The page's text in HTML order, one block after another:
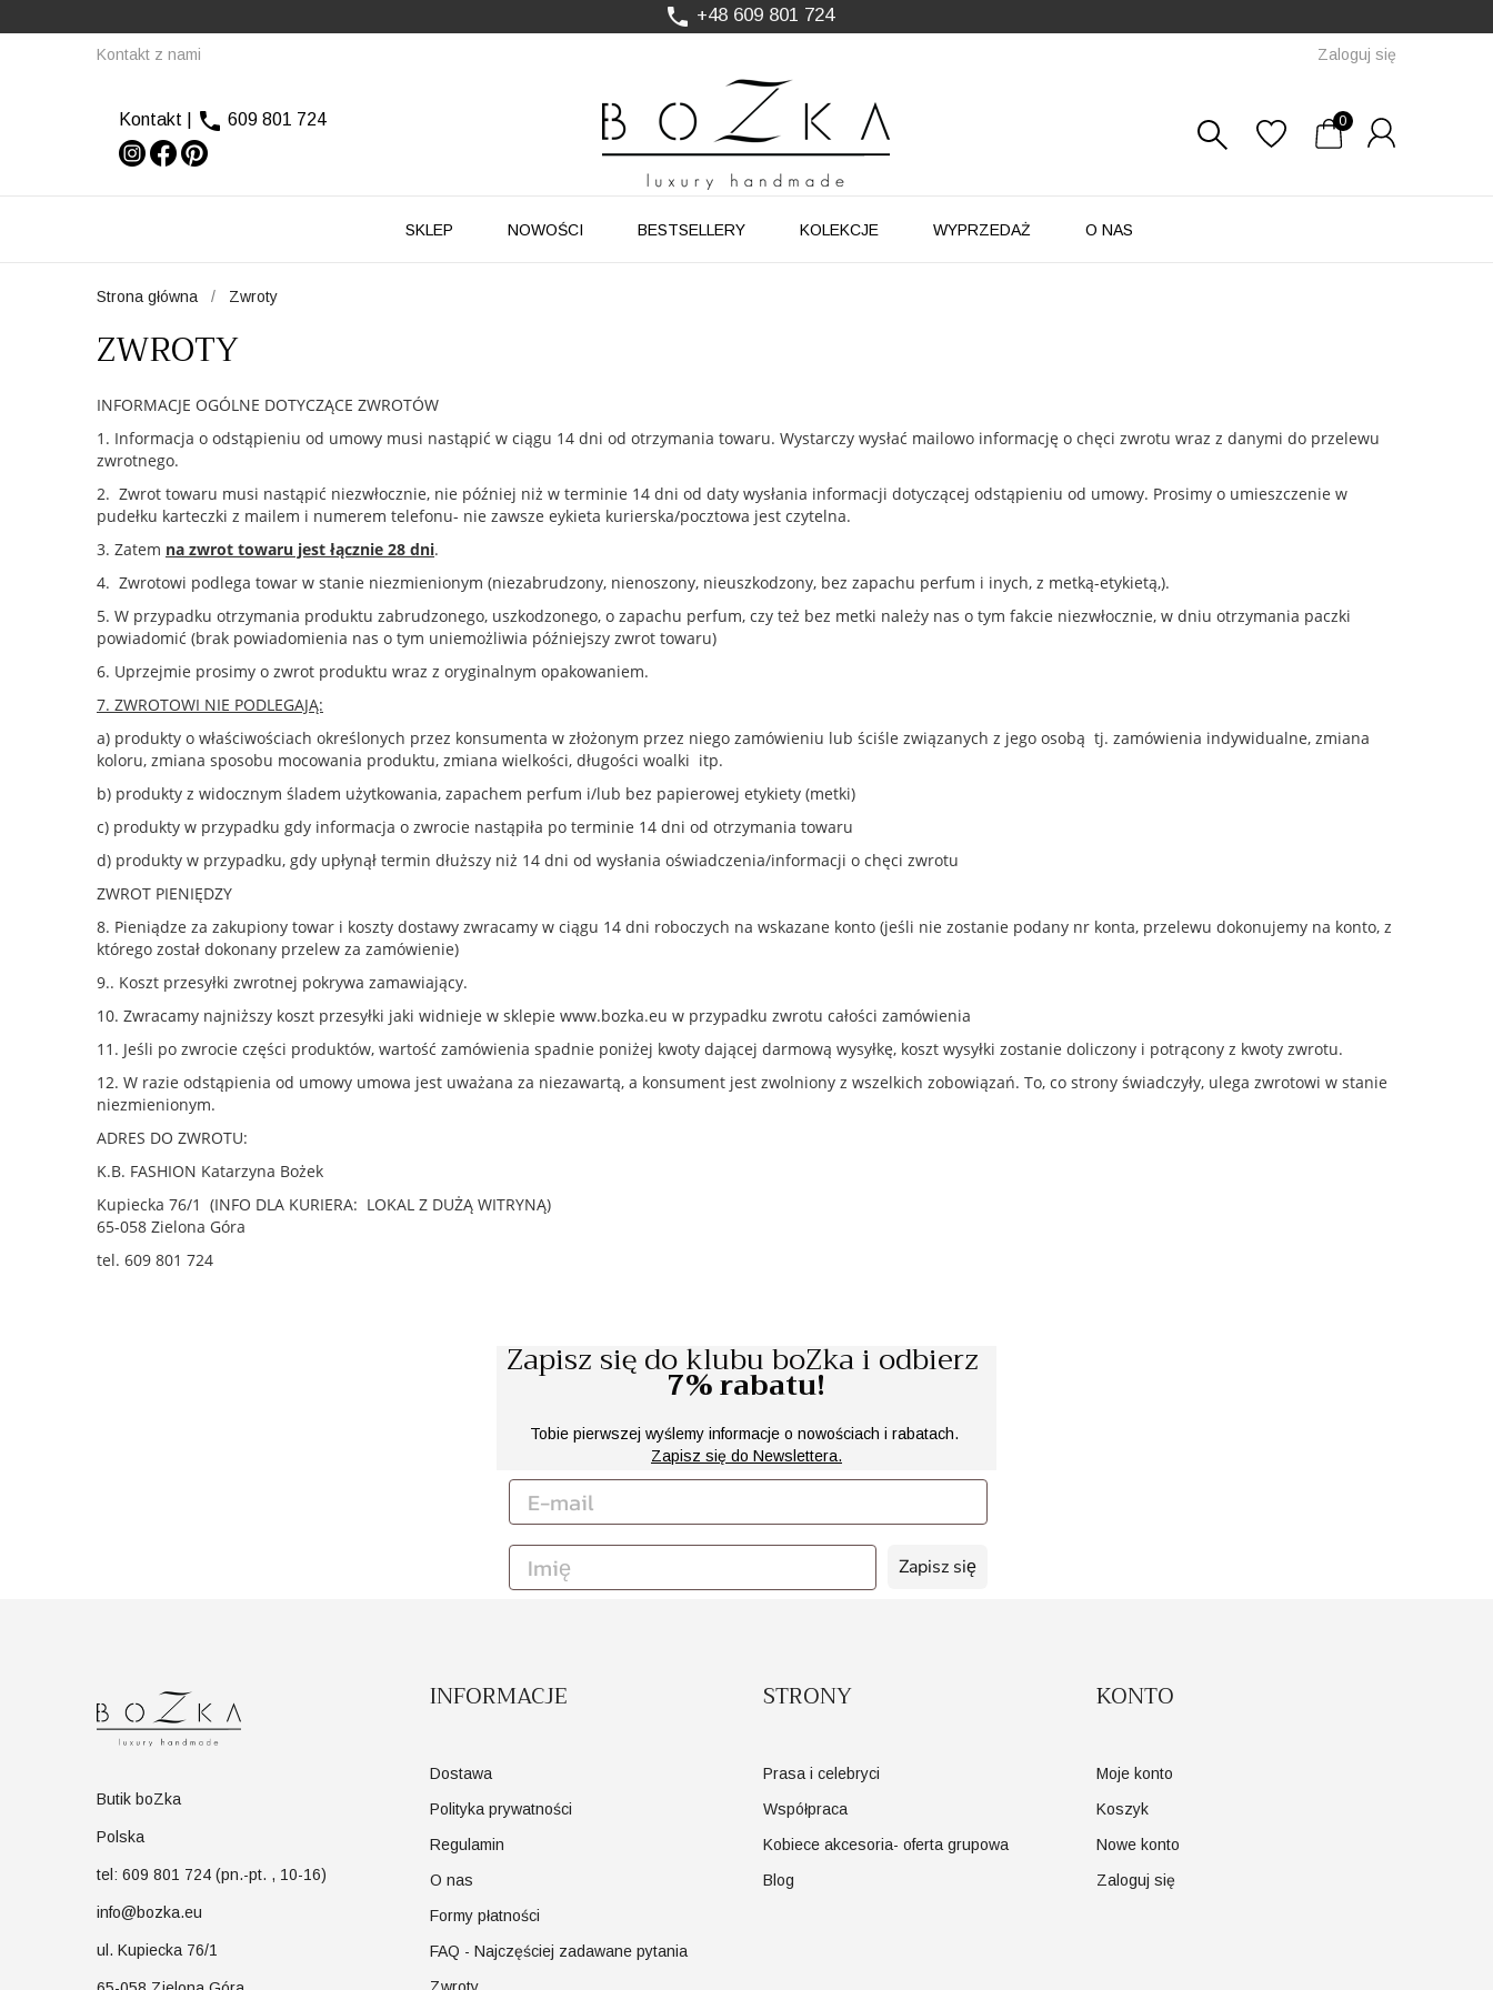
 +48 609 801 724
z dużym udziałem pracy ręcznej
Twój znak rozpoznawczy. Nie kolejny dodatek
Kontakt z nami Zaloguj się
Kontakt  609 801 724 0
SKLEP NOWOŚCI BESTSELLERY KOLEKCJE WYPRZEDAŻ O NAS
Strona główna Zwroty
ZWROTY
INFORMACJE OGÓLNE DOTYCZĄCE ZWROTÓW
1. Informacja o odstąpieniu od umowy musi nastąpić w ciągu 14 dni od otrzymania towaru. Wystarczy wysłać mailowo informację o chęci zwrotu wraz z danymi do przelewu
zwrotnego.
2. Zwrot towaru musi nastąpić niezwłocznie, nie później niż w terminie 14 dni od daty wysłania informacji dotyczącej odstąpieniu od umowy. Prosimy o umieszczenie w
pudełku karteczki z mailem i numerem telefonu- nie zawsze eykieta kurierska/pocztowa jest czytelna.
3. Zatem na zwrot towaru jest łącznie 28 dni.
4. Zwrotowi podlega towar w stanie niezmienionym (niezabrudzony, nienoszony, nieuszkodzony, bez zapachu perfum i inych, z metką-etykietą,).
5. W przypadku otrzymania produktu zabrudzonego, uszkodzonego, o zapachu perfum, czy też bez metki należy nas o tym fakcie niezwłocznie, w dniu otrzymania paczki
powiadomić (brak powiadomienia nas o tym uniemożliwia późniejszy zwrot towaru)
6. Uprzejmie prosimy o zwrot produktu wraz z oryginalnym opakowaniem.
7. ZWROTOWI NIE PODLEGAJĄ:
a) produkty o właściwościach określonych przez konsumenta w złożonym przez niego zamówieniu lub ściśle związanych z jego osobą tj. zamówienia indywidualne, zmiana
koloru, zmiana sposobu mocowania produktu, zmiana wielkości, długości woalki itp.
b) produkty z widocznym śladem użytkowania, zapachem perfum i/lub bez papierowej etykiety (metki)
c) produkty w przypadku gdy informacja o zwrocie nastąpiła po terminie 14 dni od otrzymania towaru
d) produkty w przypadku, gdy upłynął termin dłuższy niż 14 dni od wysłania oświadczenia/informacji o chęci zwrotu
ZWROT PIENIĘDZY
8. Pieniądze za zakupiony towar i koszty dostawy zwracamy w ciągu 14 dni roboczych na wskazane konto (jeśli nie zostanie podany nr konta, przelewu dokonujemy na konto, z
którego został dokonany przelew za zamówienie)
9.. Koszt przesyłki zwrotnej pokrywa zamawiający.
10. Zwracamy najniższy koszt przesyłki jaki widnieje w sklepie www.bozka.eu w przypadku zwrotu całości zamówienia
11. Jeśli po zwrocie części produktów, wartość zamówienia spadnie poniżej kwoty dającej darmową wysyłkę, koszt wysyłki zostanie doliczony i potrącony z kwoty zwrotu.
12. W razie odstąpienia od umowy umowa jest uważana za niezawartą, a konsument jest zwolniony z wszelkich zobowiązań. To, co strony świadczyły, ulega zwrotowi w stanie
niezmienionym.
ADRES DO ZWROTU:
K.B. FASHION Katarzyna Bożek
Kupiecka 76/1 (INFO DLA KURIERA: LOKAL Z DUŻĄ WITRYNĄ)
65-058 Zielona Góra
tel. 609 801 724
Zapisz się do klubu boZka i odbierz
7% rabatu!
Tobie pierwszej wyślemy informacje o nowościach i rabatach.
Zapisz się do Newslettera.
Zapisz się
Butik boZka
Polska
tel: 609 801 724 (pn.-pt. , 10-16)
info@bozka.eu
ul. Kupiecka 76/1
INFORMACJE
Dostawa
Polityka prywatności
Regulamin
O nas
Formy płatności
FAQ - Najczęściej zadawane pytania
STRONY
Prasa i celebryci
Współpraca
Kobiece akcesoria- oferta grupowa
Blog
KONTO
Moje konto
Koszyk
Nowe konto
Zaloguj się